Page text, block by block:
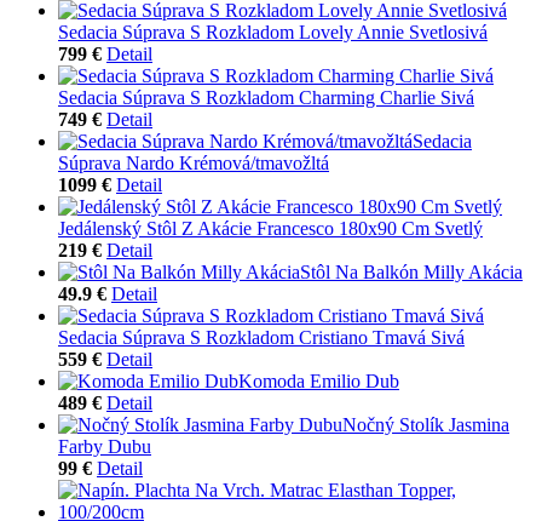
Sedacia Súprava S Rozkladom Lovely Annie Svetlosivá
799 € Detail
Sedacia Súprava S Rozkladom Charming Charlie Sivá
749 € Detail
Sedacia
Súprava Nardo Krémová/tmavožltá
1099 € Detail
Jedálenský Stôl Z Akácie Francesco 180x90 Cm Svetlý
219 € Detail
Stôl Na Balkón Milly Akácia
49.9 € Detail
Sedacia Súprava S Rozkladom Cristiano Tmavá Sivá
559 € Detail
Komoda Emilio Dub
489 € Detail
Nočný Stolík Jasmina
Farby Dubu
99 € Detail